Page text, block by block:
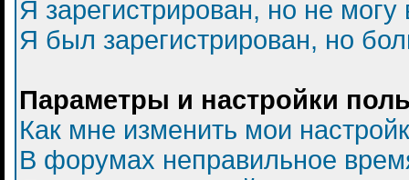
Я зарегистрирован, но не могу
Я был зарегистрирован, но
Параметры и настройки
Как мне изменить мои
В форумах неправильное